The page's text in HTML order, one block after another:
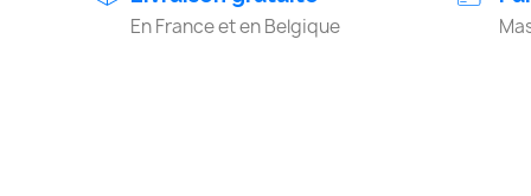
En France et en Belgique